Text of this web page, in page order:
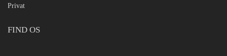
Privat
FIND OS